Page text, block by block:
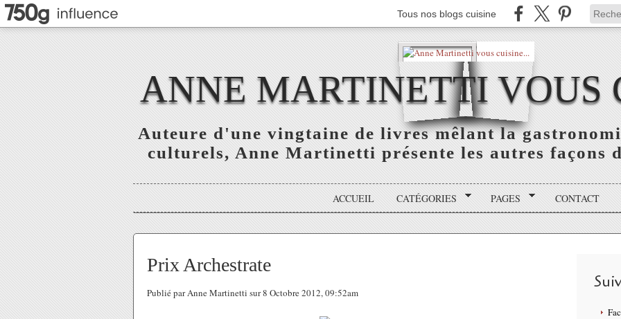
Tous nos blogs cuisine
ANNE MARTINETTI VOUS
Auteure d'une vingtaine de livres mêlant la
culturels, Anne Martinetti présente les autres façons
ACCUEIL CATÉGORIES PAGES CONTACT
Prix Archestrate
Publié par Anne Martinetti sur 8 Octobre 2012, 09:52am